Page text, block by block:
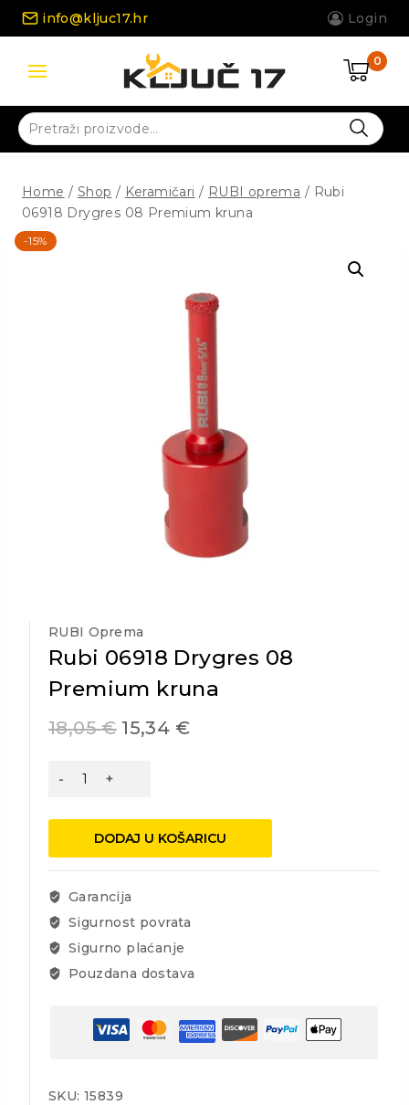
Skip
info@kljuc17.hr Login
0
Pretraži:
Home / Shop / Keramičari / RUBI oprema / Rubi
06918 Drygres 08 Premium kruna
-15%
RUBI Oprema
Rubi 06918 Drygres 08
Premium kruna
18,05€ 15,34 €
Rubi
kruna
količina
DODAJ U KOŠARICU
Garancija
Sigurnost povrata
Sigurno plaćanje
Pouzdana dostava
SKU: 15839